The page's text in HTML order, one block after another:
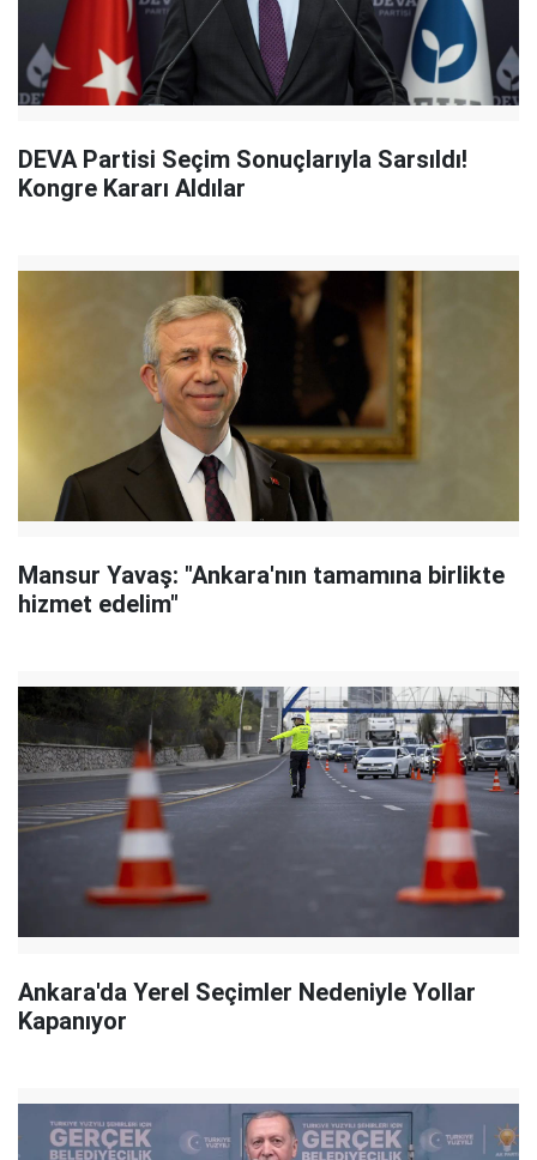
DEVA Partisi Seçim Sonuçlarıyla Sarsıldı!
Kongre Kararı Aldılar
Mansur Yavaş: "Ankara'nın tamamına birlikte
hizmet edelim"
Ankara'da Yerel Seçimler Nedeniyle Yollar
Kapanıyor